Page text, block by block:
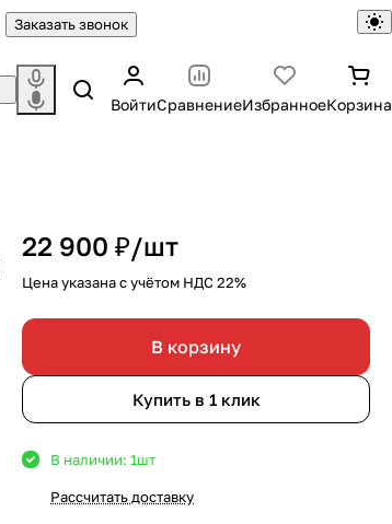
Заказать звонок
ВойтиСравнениеИзбранноеКорзина
22 900 ₽/шт
Цена указана с учётом НДС 22%
В корзину
Купить в 1 клик
В наличии: 1шт
Рассчитать доставку